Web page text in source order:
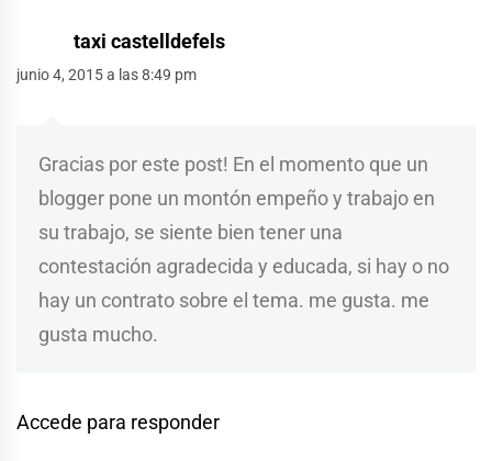
taxi castelldefels
junio 4, 2015 a las 8:49 pm
Gracias por este post! En el momento que un
blogger pone un montón empeño y trabajo en
su trabajo, se siente bien tener una
contestación agradecida y educada, si hay o no
hay un contrato sobre el tema. me gusta. me
gusta mucho.
Accede para responder